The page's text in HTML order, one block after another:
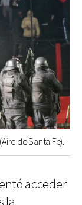
(Aire de Santa Fe).
acceder